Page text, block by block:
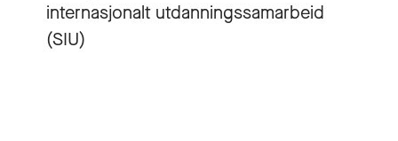
internasjonalt utdanningssamarbeid
(SIU)